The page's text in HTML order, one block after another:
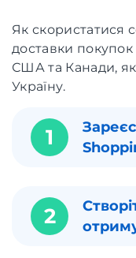
Як скористатися
доставки
США та Канади,
Україну.
1
2